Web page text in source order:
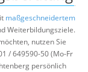
maßgeschneidertem
Weiterbildungsziele.
nutzen Sie
/ 649590-50 (Mo-Fr
persönlich